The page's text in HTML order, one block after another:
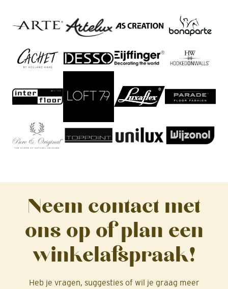
Neem contact met
ons op of plan een
winkelafspraak!
Heb je vragen, suggesties of wil je graag meer